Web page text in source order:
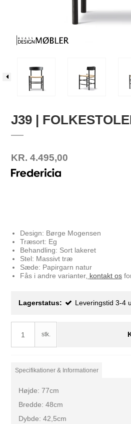
J39 |
KR. 4.495,00
Design: Børge Mogensen
Træsort: Eg
Behandling: Sort lakeret
Stel: Massivt træ
Sæde: Papirgarn natur
Fås i andre varianter, kontakt os
Lagerstatus: Leveringstid 3-4
stk.
Specifikationer & Informationer
Højde: 77cm
Bredde: 48cm
Dybde: 42,5cm